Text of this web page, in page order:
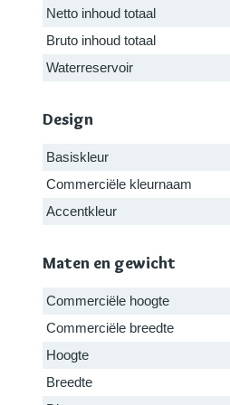
Netto inhoud totaal
Bruto inhoud totaal
Waterreservoir
Design
Basiskleur
Commerciële kleurnaam
Accentkleur
Maten en gewicht
Commerciële hoogte
Commerciële breedte
Hoogte
Breedte